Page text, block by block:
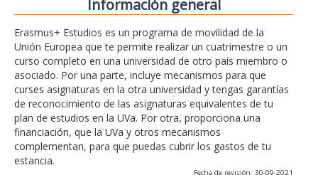
Información general
Erasmus+ Estudios es un programa de movilidad de la
Unión Europea que te permite realizar un cuatrimestre o un
curso completo en una universidad de otro país miembro o
asociado. Por una parte, incluye mecanismos para que
curses asignaturas en la otra universidad y tengas garantías
de reconocimiento de las asignaturas equivalentes de tu
plan de estudios en la UVa. Por otra, proporciona una
financiación, que la UVa y otros mecanismos
complementan, para que puedas cubrir los gastos de tu
estancia.
Fecha de revisión: 30-09-2021